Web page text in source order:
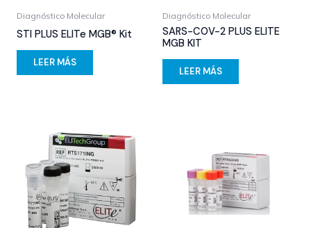
Diagnóstico Molecular
STI PLUS ELITe MGB® Kit
LEER MÁS
Diagnóstico Molecular
SARS-COV-2 PLUS ELITE
MGB KIT
LEER MÁS